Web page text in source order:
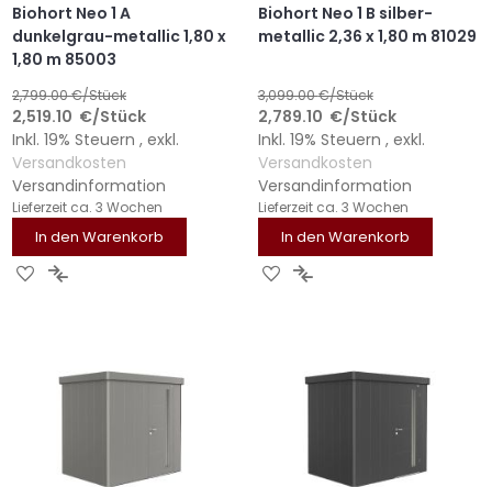
Biohort Neo 1 A
dunkelgrau-metallic 1,80 x
1,80 m 85003
2,799.00€/Stück
2,519.10 €/Stück
Inkl. 19% Steuern , exkl.
Versandkosten
Versandinformation
Lieferzeit ca. 3 Wochen
In den Warenkorb
ZURZUR
Biohort Neo 1 B silber-
metallic 2,36 x 1,80 m 81029
3,099.00€/Stück
2,789.10 €/Stück
Inkl. 19% Steuern , exkl.
Versandkosten
Versandinformation
Lieferzeit ca. 3 Wochen
In den Warenkorb
ZURZUR